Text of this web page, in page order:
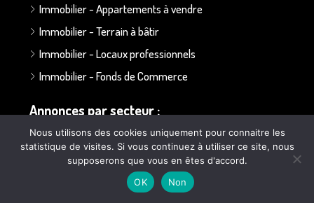
Immobilier - Appartements à vendre
Immobilier - Terrain à bâtir
Immobilier - Locaux professionnels
Immobilier - Fonds de Commerce
Annonces par secteur :
Secteur Bapaume - Albert
Secteur Doullens
Secteur Ailly sur Somme
Nous utilisons des cookies uniquement pour connaitre les
statistique de visites. Si vous continuez à utiliser ce site, nous
supposerons que vous en êtes d'accord.
OK
Non